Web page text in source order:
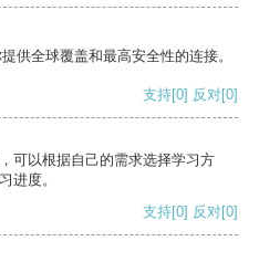
供全球覆盖和最高安全性的连接。
支持[0] 反对[0]
可以根据自己的需求选择学习方
进度。
支持[0] 反对[0]